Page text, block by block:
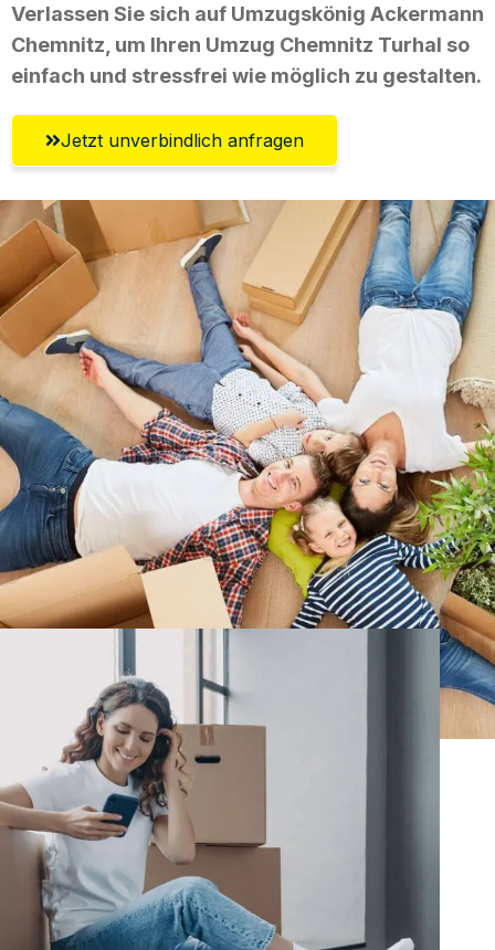
Verlassen Sie sich auf Umzugskönig Ackermann
Chemnitz, um Ihren Umzug Chemnitz Turhal so
einfach und stressfrei wie möglich zu gestalten.
Jetzt unverbindlich anfragen